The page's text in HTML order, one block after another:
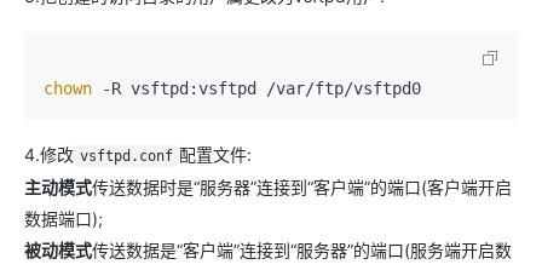
chown -R vsftpd:vsftpd /var/ftp/vsftpd0
4.修改 vsftpd.conf 配置文件:
主动模式传送数据时是“服务器”连接到“客户端”的端口(客户端开启
数据端口);
被动模式传送数据是“客户端”连接到“服务器”的端口(服务端开启数